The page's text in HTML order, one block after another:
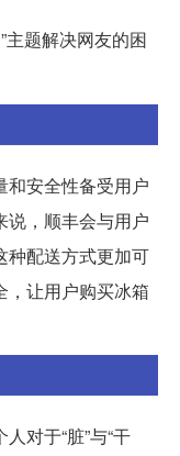
主题解决网友的困
和安全性备受用户
说，顺丰会与用户
种配送方式更加可
，让用户购买冰箱
对于“脏”与“干